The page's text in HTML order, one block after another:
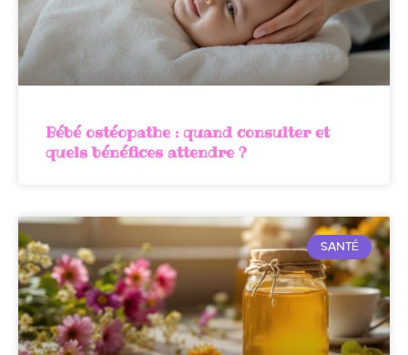
Bébé ostéopathe : quand consulter et
quels bénéfices attendre ?
SANTÉ